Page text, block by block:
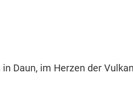
Daun, im Herzen der